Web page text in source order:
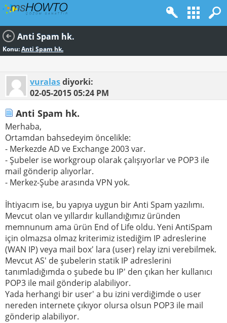
Anti Spam hk.
Konu:Anti Spam hk.
vuralasdiyorki:
02-05-201505:24 PM
Anti Spam hk.
Merhaba,
Ortamdan bahsedeyim öncelikle:
- Merkezde AD ve Exchange 2003 var.
- Şubeler ise workgroup olarak çalışıyorlar ve POP3 ile
mail gönderip alıyorlar.
- Merkez-Şube arasında VPN yok.
İhtiyacım ise, bu yapıya uygun bir Anti Spam yazılımı.
Mevcut olan ve yıllardır kullandığımız üründen
memnunum ama ürün End of Life oldu. Yeni AntiSpam
için olmazsa olmaz kriterimiz istediğim IP adreslerine
(WAN IP) veya mail box' lara (user) relay izni verebilmek.
Mevcut AS' de şubelerin statik IP adreslerini
tanımladığımda o şubede bu IP' den çıkan her kullanıcı
POP3 ile mail gönderip alabiliyor.
Yada herhangi bir user' a bu izini verdiğimde o user
nereden internete çıkıyor olursa olsun POP3 ile mail
gönderip alabiliyor.